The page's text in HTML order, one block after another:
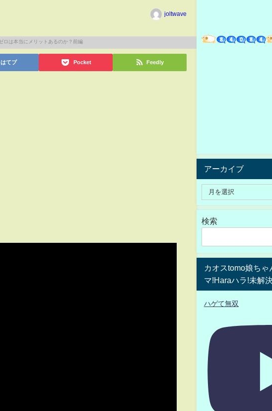
joltwave
はてブ Pocket Feedly
アーカイブ
検索
カオスtomo娘ち
マ!Haraハラ!未解
ハゲて無双